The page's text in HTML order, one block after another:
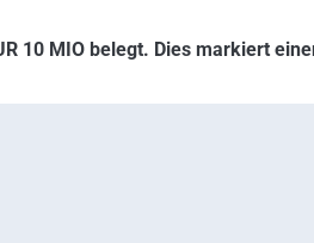
10 MIO belegt. Dies markiert